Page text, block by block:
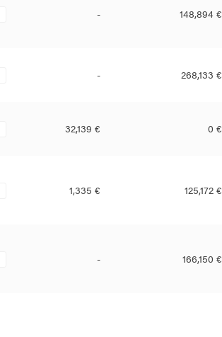
- 148,894 €
- 268,133 €
32,139 € 0 €
1,335 € 125,172 €
- 166,150 €